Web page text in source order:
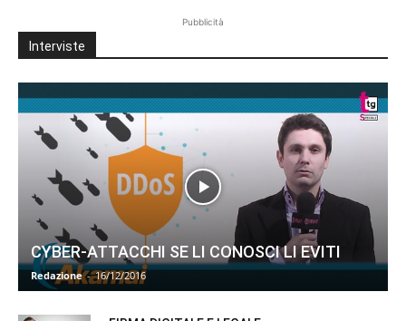
Pubblicità
Interviste
CYBER-ATTACCHI SE LI CONOSCI LI EVITI
Redazione - 16/12/2016